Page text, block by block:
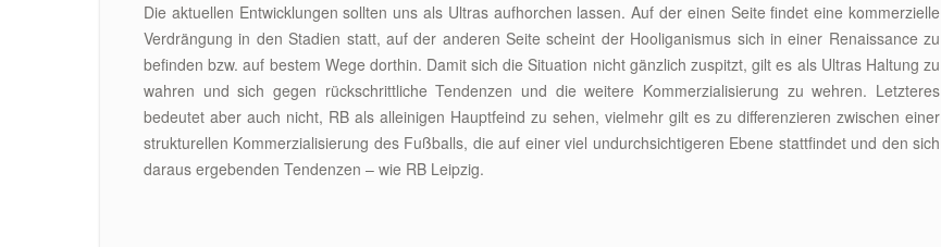
Die aktuellen Entwicklungen sollten uns als Ultras aufhorchen lassen. Auf der einen Seite findet eine kommerzielle
Verdrängung in den Stadien statt, auf der anderen Seite scheint der Hooliganismus sich in einer Renaissance zu
befinden bzw. auf bestem Wege dorthin. Damit sich die Situation nicht gänzlich zuspitzt, gilt es als Ultras Haltung zu
wahren und sich gegen rückschrittliche Tendenzen und die weitere Kommerzialisierung zu wehren. Letzteres
bedeutet aber auch nicht, RB als alleinigen Hauptfeind zu sehen, vielmehr gilt es zu differenzieren zwischen einer
strukturellen Kommerzialisierung des Fußballs, die auf einer viel undurchsichtigeren Ebene stattfindet und den sich
daraus ergebenden Tendenzen – wie RB Leipzig.